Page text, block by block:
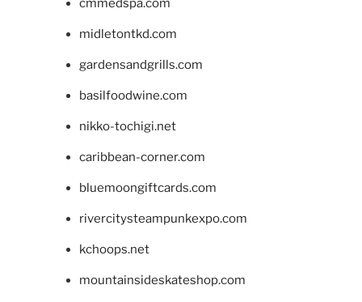
cmmedspa.com
midletontkd.com
gardensandgrills.com
basilfoodwine.com
nikko-tochigi.net
caribbean-corner.com
bluemoongiftcards.com
rivercitysteampunkexpo.com
kchoops.net
mountainsideskateshop.com